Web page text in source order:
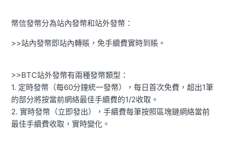
幣信發幣分為站內發幣和站外發幣：
>>站內發幣即站內轉賬，免手續費實時到賬。
>>BTC站外發幣有兩種發幣類型：
1. 定時發幣（每60分鐘統一發幣），每日首次免費，超出1筆
的部分將按當前網絡最佳手續費的1/2收取。
2. 實時發幣（立即發出），手續費每筆按照區塊鏈網絡當前
最佳手續費收取，實時變化。